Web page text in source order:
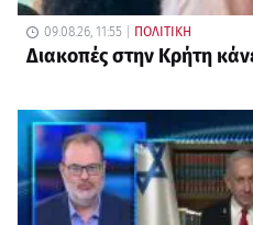
09.08.26, 11:55 ΠΟΛΙΤΙΚΗ
Διακοπές στην Κρήτη